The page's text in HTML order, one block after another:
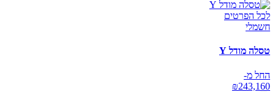
לכל הפרטים
חשמלי
טסלה מודל Y
החל מ-
₪243,160